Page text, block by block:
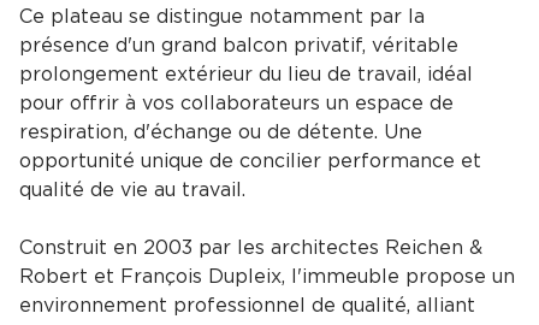
Ce plateau se distingue notamment par la
présence d'un grand balcon privatif, véritable
prolongement extérieur du lieu de travail, idéal
pour offrir à vos collaborateurs un espace de
respiration, d'échange ou de détente. Une
opportunité unique de concilier performance et
qualité de vie au travail.
Construit en 2003 par les architectes Reichen &
Robert et François Dupleix, l'immeuble propose un
environnement professionnel de qualité, alliant